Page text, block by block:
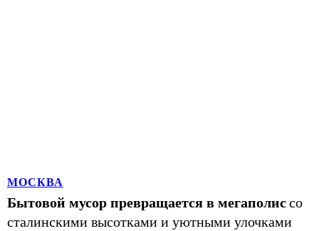
МОСКВА
Бытовой мусор превращается в мегаполиссо
сталинскими высотками и уютными улочками